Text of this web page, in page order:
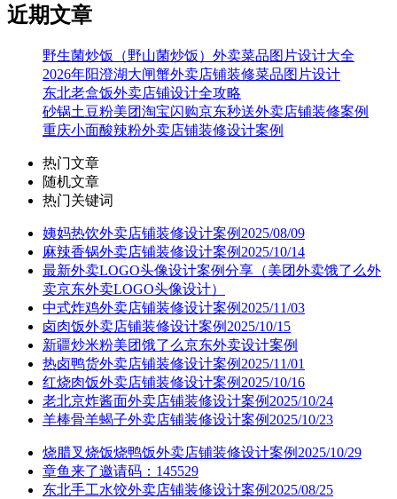
近期文章
野生菌炒饭（野山菌炒饭）外卖菜品图片设计大全
2026年阳澄湖大闸蟹外卖店铺装修菜品图片设计
东北老盒饭外卖店铺设计全攻略
砂锅土豆粉美团淘宝闪购京东秒送外卖店铺装修案例
重庆小面酸辣粉外卖店铺装修设计案例
热门文章
随机文章
热门关键词
姨妈热饮外卖店铺装修设计案例2025/08/09
麻辣香锅外卖店铺装修设计案例2025/10/14
最新外卖LOGO头像设计案例分享（美团外卖饿了么外
卖京东外卖LOGO头像设计）
中式炸鸡外卖店铺装修设计案例2025/11/03
卤肉饭外卖店铺装修设计案例2025/10/15
新疆炒米粉美团饿了么京东外卖设计案例
热卤鸭货外卖店铺装修设计案例2025/11/01
红烧肉饭外卖店铺装修设计案例2025/10/16
老北京炸酱面外卖店铺装修设计案例2025/10/24
羊棒骨羊蝎子外卖店铺装修设计案例2025/10/23
烧腊叉烧饭烧鸭饭外卖店铺装修设计案例2025/10/29
章鱼来了邀请码：145529
东北手工水饺外卖店铺装修设计案例2025/08/25